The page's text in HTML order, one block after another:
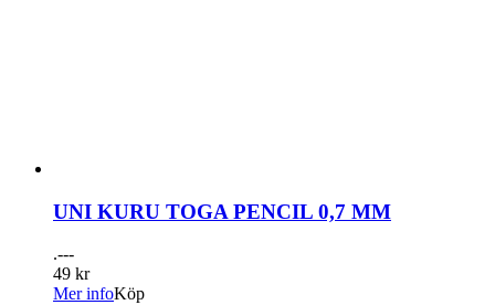
UNI KURU TOGA PENCIL 0,7 MM
.---
49 kr
Mer infoKöp